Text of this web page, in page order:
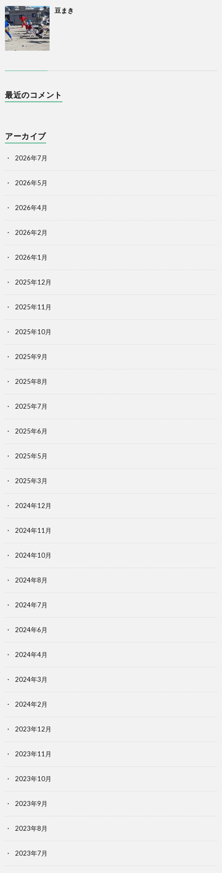
豆まき
最近のコメント
アーカイブ
2026年7月
2026年5月
2026年4月
2026年2月
2026年1月
2025年12月
2025年11月
2025年10月
2025年9月
2025年8月
2025年7月
2025年6月
2025年5月
2025年3月
2024年12月
2024年11月
2024年10月
2024年8月
2024年7月
2024年6月
2024年4月
2024年3月
2024年2月
2023年12月
2023年11月
2023年10月
2023年9月
2023年8月
2023年7月